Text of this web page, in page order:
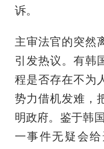
诉。
主审法官的突然
引发热议。有韩
程是否存在不为
势力借机发难，
明政府。鉴于韩
一事件无疑会